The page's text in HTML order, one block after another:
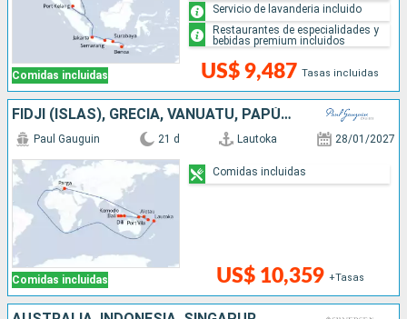
Comidas incluidas US$ 9,487 Tasas incluidas
Servicio de lavanderia incluido
Restaurantes de especialidades y
bebidas premium incluidos
FIDJI (ISLAS), GRECIA, VANUATU, PAPÚA NUEVA GUINEA, INDONESIA
Comidas incluidas
Paul Gauguin 21 d Lautoka 28/01/2027
US$ 10,359 +Tasas
Comidas incluidas